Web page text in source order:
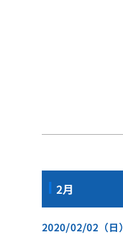
2月
2020/02/02（日）